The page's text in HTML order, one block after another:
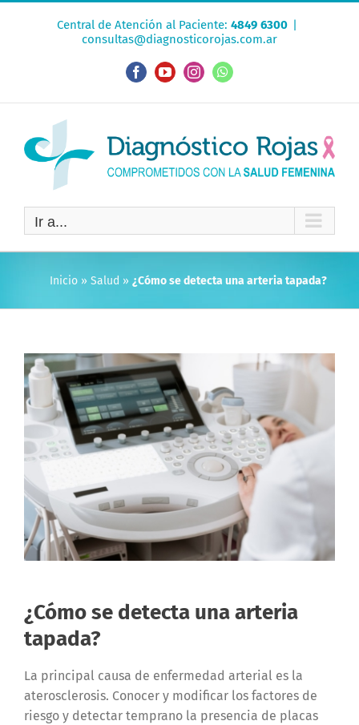
Central de Atención al Paciente: 4849 6300 |
consultas@diagnosticorojas.com.ar
FacebookYouTubeInstagramWhatsApp
Ir a...
Inicio » Salud » ¿Cómo se detecta una arteria tapada?
¿Cómo se detecta una arteria
tapada?
La principal causa de enfermedad arterial es la
aterosclerosis. Conocer y modificar los factores de
riesgo y detectar temprano la presencia de placas